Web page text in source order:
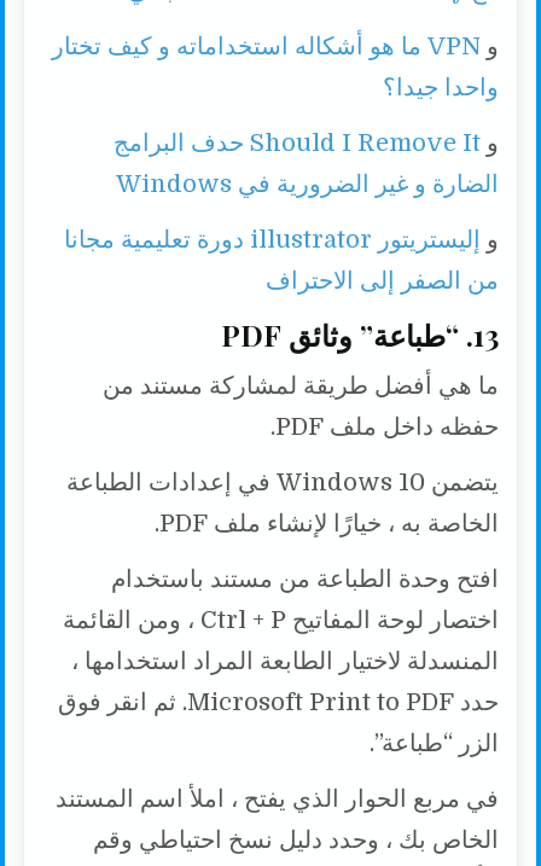
و
VPN ما هو أشكاله استخداماته و كيف تختار
واحدا جيدا؟
و
Should I Remove It حدف البرامج
الضارة و غير الضرورية في Windows
و
إليستريتور illustrator دورة تعليمية مجانا
من الصفر إلى الاحتراف
13. “طباعة” وثائق PDF
ما هي أفضل طريقة لمشاركة مستند من
حفظه داخل ملف PDF.
يتضمن Windows 10 في إعدادات الطباعة
الخاصة به ، خيارًا لإنشاء ملف PDF.
افتح وحدة الطباعة من مستند باستخدام
اختصار لوحة المفاتيح Ctrl + P ، ومن القائمة
المنسدلة لاختيار الطابعة المراد استخدامها ،
حدد Microsoft Print to PDF. ثم انقر فوق
الزر “طباعة”.
في مربع الحوار الذي يفتح ، املأ اسم المستند
الخاص بك ، وحدد دليل نسخ احتياطي وقم